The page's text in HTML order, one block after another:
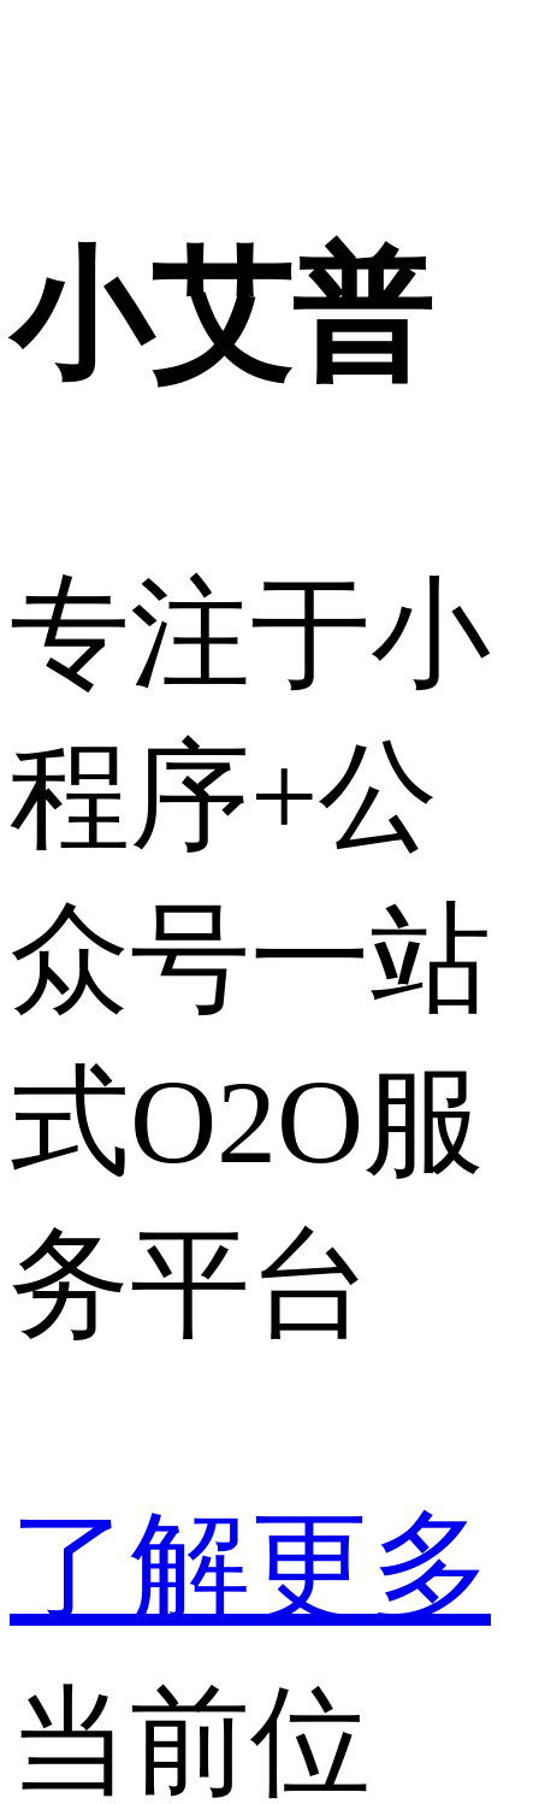
小艾普
专注于小
程序+公
众号一站
式O2O服
务平台
了解更多
当前位